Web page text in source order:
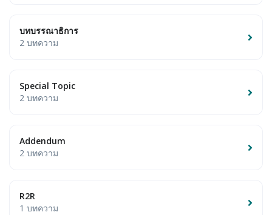
บทบรรณาธิการ
2 บทความ
Special Topic
2 บทความ
Addendum
2 บทความ
R2R
1 บทความ